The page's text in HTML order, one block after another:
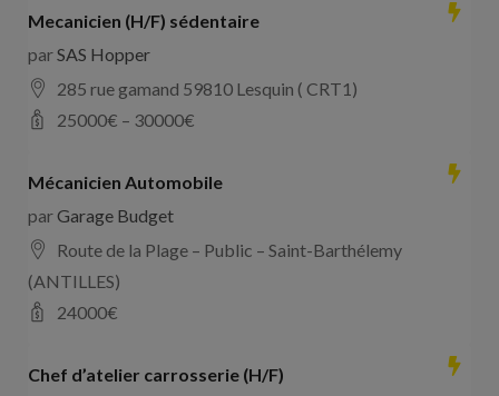
Mecanicien (H/F) sédentaire
parSAS Hopper
285 rue gamand 59810 Lesquin ( CRT1)
25000€ – 30000€
Mécanicien Automobile
parGarage Budget
Route de la Plage – Public – Saint-Barthélemy
(ANTILLES)
24000€
Chef d’atelier carrosserie (H/F)